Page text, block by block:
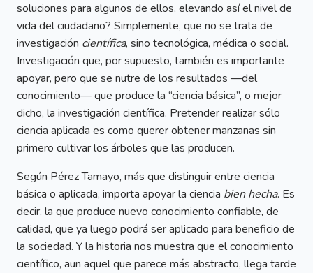
soluciones para algunos de ellos, elevando así el nivel de
vida del ciudadano? Simplemente, que no se trata de
investigación científica, sino tecnológica, médica o social.
Investigación que, por supuesto, también es importante
apoyar, pero que se nutre de los resultados —del
conocimiento— que produce la “ciencia básica”, o mejor
dicho, la investigación científica. Pretender realizar sólo
ciencia aplicada es como querer obtener manzanas sin
primero cultivar los árboles que las producen.
Según Pérez Tamayo, más que distinguir entre ciencia
básica o aplicada, importa apoyar la ciencia bien hecha. Es
decir, la que produce nuevo conocimiento confiable, de
calidad, que ya luego podrá ser aplicado para beneficio de
la sociedad. Y la historia nos muestra que el conocimiento
científico, aun aquel que parece más abstracto, llega tarde